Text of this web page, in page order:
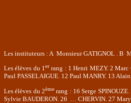
Les instituteurs : A Monsieur GATIGNOL . B
Les élèves du 1errang : 1 Henri MEZY. 2 Marc
Paul PASSELAIGUE. 12 Paul MANRY. 13
Les élèves du 2ème rang : 16 Serge
Sylvie BAUDERON. 26
… CHERVIN. 27